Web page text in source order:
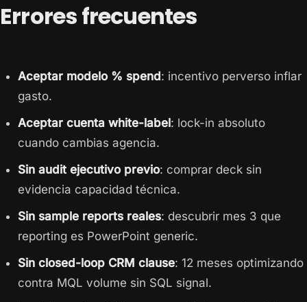
Errores frecuentes
Aceptar modelo % spend : incentivo perverso inflar
gasto.
Aceptar cuenta white-label : lock-in absoluto
cuando cambias agencia.
Sin audit ejecutivo previo: comprar deck sin
evidencia capacidad técnica.
Sin sample reports reales: descubrir mes 3 que
reporting es PowerPoint generic.
Sin closed-loop CRM clause: 12 meses optimizando
contra MQL volume sin SQL signal.